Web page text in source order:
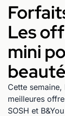
Les
mini
beauté
Cette
meilleures
SOSH et